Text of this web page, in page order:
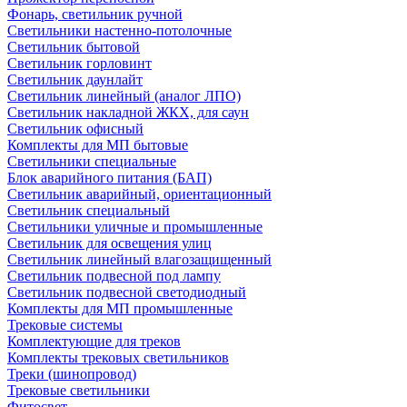
Фонарь, светильник ручной
Светильники настенно-потолочные
Светильник бытовой
Светильник горловинт
Светильник даунлайт
Светильник линейный (аналог ЛПО)
Светильник накладной ЖКХ, для саун
Светильник офисный
Комплекты для МП бытовые
Светильники специальные
Блок аварийного питания (БАП)
Светильник аварийный, ориентационный
Светильник специальный
Светильники уличные и промышленные
Светильник для освещения улиц
Светильник линейный влагозащищенный
Светильник подвесной под лампу
Светильник подвесной светодиодный
Комплекты для МП промышленные
Трековые системы
Комплектующие для треков
Комплекты трековых светильников
Треки (шинопровод)
Трековые светильники